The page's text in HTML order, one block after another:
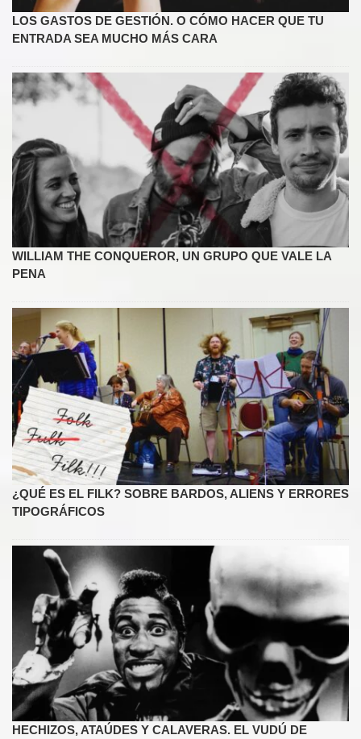
LOS GASTOS DE GESTIÓN. O CÓMO HACER QUE TU
ENTRADA SEA MUCHO MÁS CARA
WILLIAM THE CONQUEROR, UN GRUPO QUE VALE LA
PENA
¿QUÉ ES EL FILK? SOBRE BARDOS, ALIENS Y ERRORES
TIPOGRÁFICOS
HECHIZOS, ATAÚDES Y CALAVERAS. EL VUDÚ DE